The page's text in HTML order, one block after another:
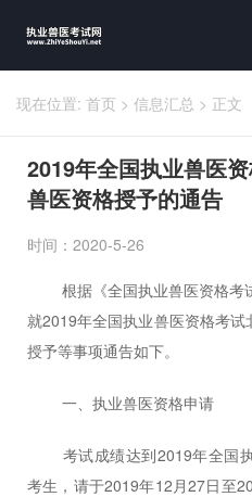
现在位置: 首页 > 信息汇总 > 正文
2019年全国执业兽医
兽医资格授予的通告
时间：2020-5-26
根据《全国执业兽医资格考
就2019年全国执业兽医资格考试
授予等事项通告如下。
一、 执业兽医资格申请
考试成绩达到2019年全国
考生，请于2019年12月27日至